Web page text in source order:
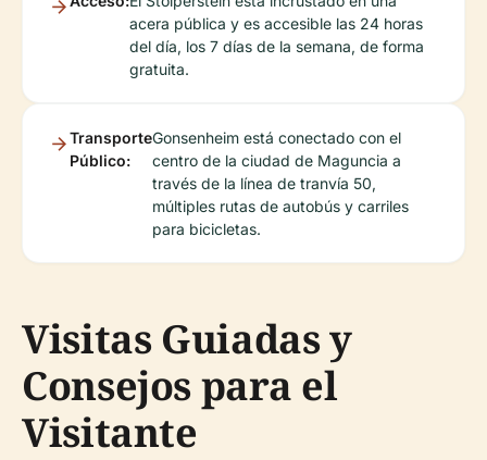
acera pública y es accesible las 24 horas
del día, los 7 días de la semana, de forma
gratuita.
Transporte
Público:
Gonsenheim está conectado con el
centro de la ciudad de Maguncia a
través de la línea de tranvía 50,
múltiples rutas de autobús y carriles
para bicicletas.
Visitas Guiadas y
Consejos para el
Visitante